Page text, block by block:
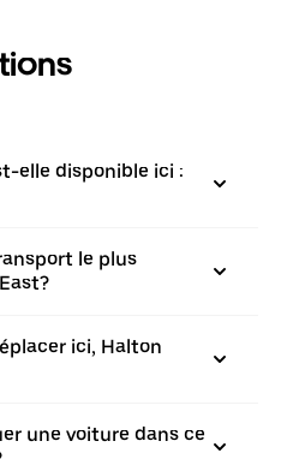
elle disponible ici :
le plus
ici, Halton
une voiture dans ce